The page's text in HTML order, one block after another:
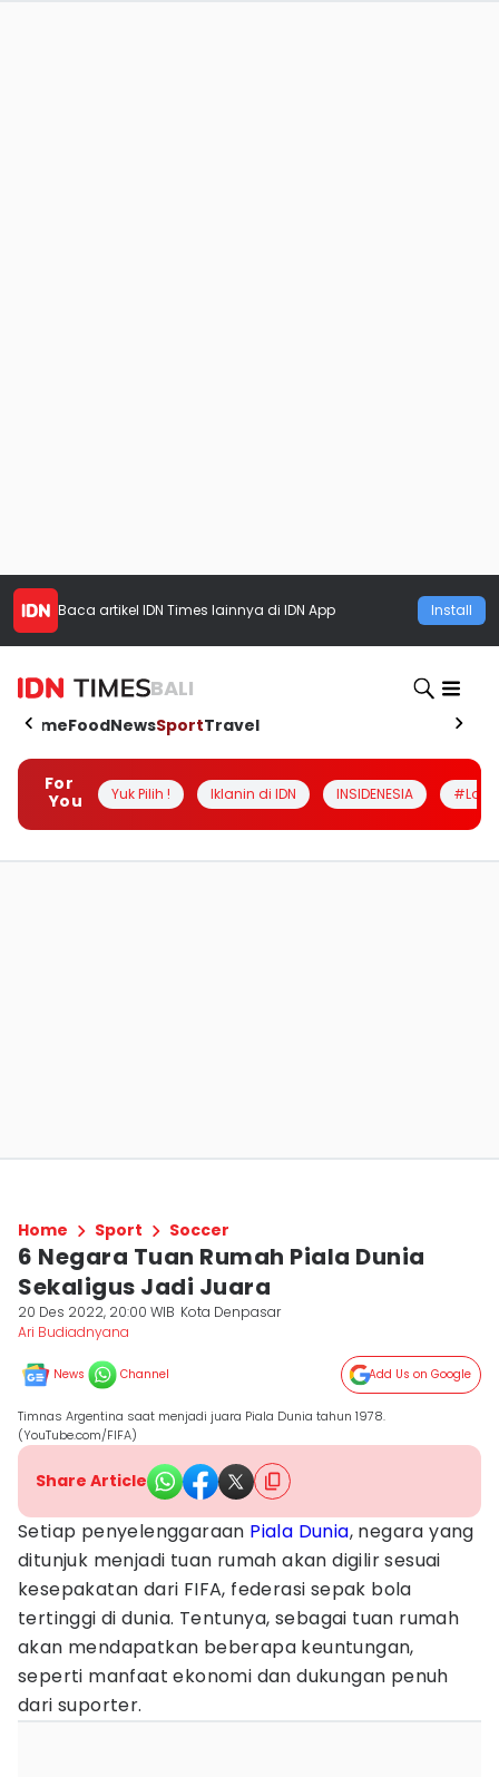
Baca artikel IDN Times lainnya di IDN App Install
BALI
HomeFoodNewsSportTravel
For
You
Yuk Pilih ! Iklanin di IDN INSIDENESIA
Home Sport Soccer
6 Negara Tuan Rumah Piala Dunia
Sekaligus Jadi Juara
20 Des 2022, 20:00 WIB Kota Denpasar
Ari Budiadnyana
News Channel Add Us on Google
Timnas Argentina saat menjadi juara Piala Dunia tahun 1978.
(YouTube.com/FIFA)
Share Article
Setiap penyelenggaraan Piala Dunia, negara yang
ditunjuk menjadi tuan rumah akan digilir sesuai
kesepakatan dari FIFA, federasi sepak bola
tertinggi di dunia. Tentunya, sebagai tuan rumah
akan mendapatkan beberapa keuntungan,
seperti manfaat ekonomi dan dukungan penuh
dari suporter.